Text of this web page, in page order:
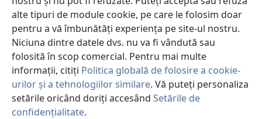
alte tipuri de module cookie, pe care le folosim doar
pentru a vă îmbunătăți experiența pe site-ul nostru.
Niciuna dintre datele dvs. nu va fi vândută sau
folosită în scop comercial. Pentru mai multe
informații, citiți Politica globală de folosire a cookie-
urilor și a tehnologiilor similare. Vă puteți personaliza
setările oricând doriți accesând Setările de
confidențialitate.
o
fereastră
nouă)
JW Library®
Watchtower Library
Copyright© 2026 Watch Tower Bible and Tract Society of Pennsylvania.
CONDIȚII DE UTILIZARE